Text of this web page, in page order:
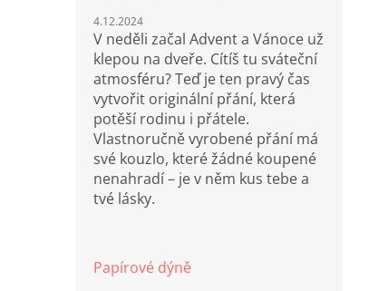
4.12.2024
V neděli začal Advent a Vánoce už
klepou na dveře. Cítíš tu sváteční
atmosféru? Teď je ten pravý čas
vytvořit originální přání, která
potěší rodinu i přátele.
Vlastnoručně vyrobené přání má
své kouzlo, které žádné koupené
nenahradí – je v něm kus tebe a
tvé lásky.
Papírové dýně